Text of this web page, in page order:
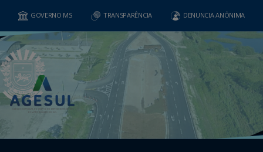
GOVERNO MS TRANSPARÊNCIA DENUNCIA ANÔNIMA